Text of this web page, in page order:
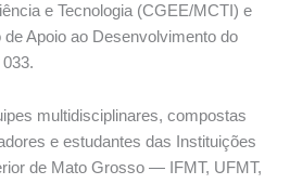
e Tecnologia (CGEE/MCTI) e
Apoio ao Desenvolvimento do
033.
multidisciplinares, compostas
e estudantes das Instituições
de Mato Grosso — IFMT, UFMT,